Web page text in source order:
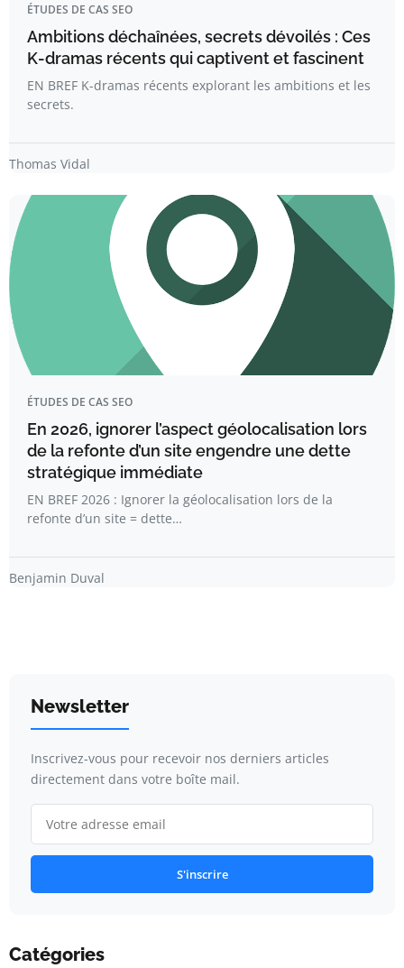
ÉTUDES DE CAS SEO
Ambitions déchaînées, secrets dévoilés : Ces
K-dramas récents qui captivent et fascinent
EN BREF K-dramas récents explorant les ambitions et les
secrets.
Thomas Vidal
ÉTUDES DE CAS SEO
En 2026, ignorer l’aspect géolocalisation lors
de la refonte d’un site engendre une dette
stratégique immédiate
EN BREF 2026 : Ignorer la géolocalisation lors de la
refonte d’un site = dette…
Benjamin Duval
Newsletter
Inscrivez-vous pour recevoir nos derniers articles
directement dans votre boîte mail.
S'inscrire
Catégories